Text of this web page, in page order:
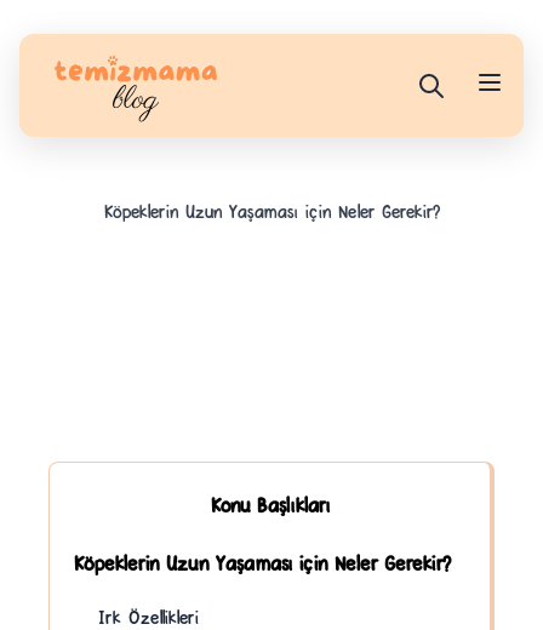
Köpeklerin Uzun Yaşaması için Neler Gerekir?
Konu Başlıkları
Köpeklerin Uzun Yaşaması için Neler Gerekir?
Irk Özellikleri